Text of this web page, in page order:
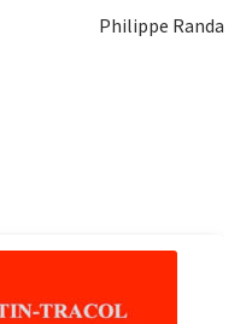
Philippe Randa